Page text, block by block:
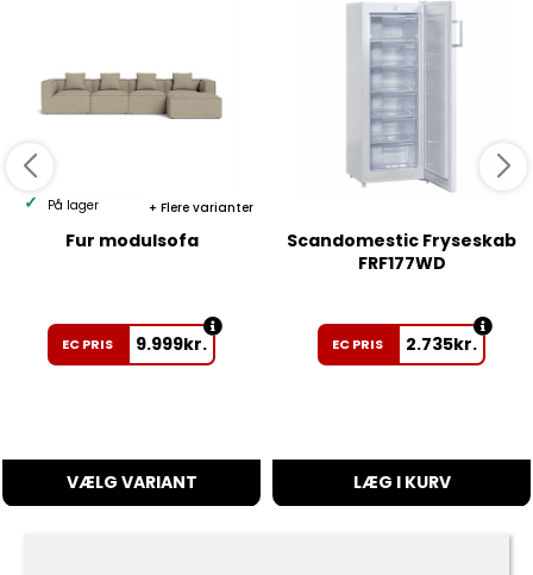
Flere varianter
På lager
Fur modulsofa
EC PRIS 9.999kr.
VÆLG VARIANT
Scandomestic Fryseskab
FRF177WD
EC PRIS 2.735kr.
LÆG I KURV